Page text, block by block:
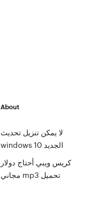
About
لا يمكن تنزيل تحديث
windows 10 الجديد
كريس ويبي أحتاج دولار
مجاني mp3 تحميل